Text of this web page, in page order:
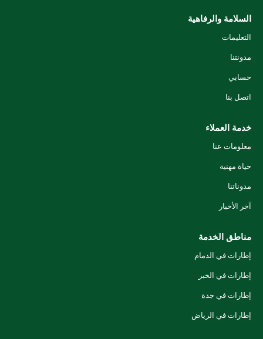
السلامة والرفاهية
التعليمات
مدونتنا
حسابي
اتصل بنا
خدمة العملاء
معلومات عنا
حياة مهنية
مدوناتنا
آخر الأخبار
مناطق الخدمة
إطارات في الدمام
إطارات في الخبر
إطارات في جدة
إطارات في الرياض